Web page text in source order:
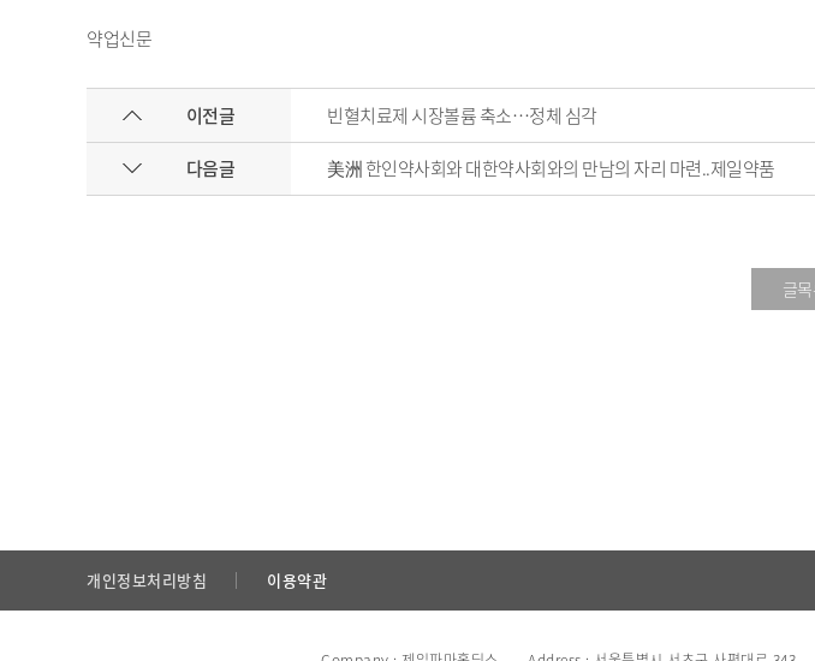
약업신문
이전글
빈혈치료제 시장볼륨 축소…정체 심각
다음글
美洲 한인약사회와 대한약사회와의 만남의 자리 마련..제일약품
글
개인정보처리방침 이용약관